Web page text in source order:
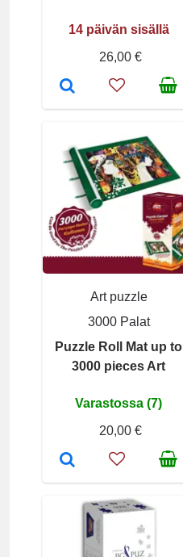
14 päivän sisällä
26,00 €
Art puzzle
3000 Palat
Puzzle Roll Mat up to
3000 pieces Art
Varastossa (7)
20,00 €